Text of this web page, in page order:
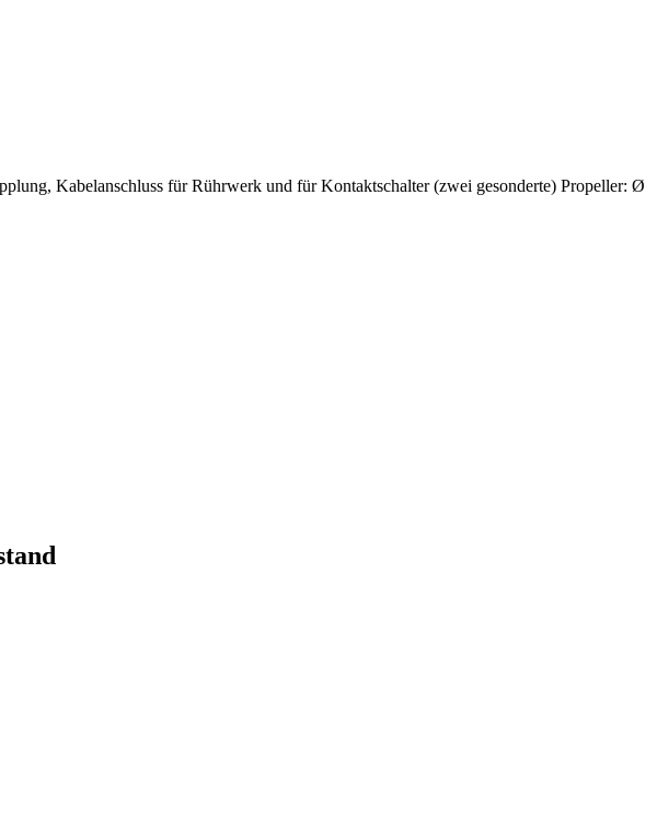
Kabelanschluss für Rührwerk und für Kontaktschalter (zwei gesonderte) Propeller: Ø